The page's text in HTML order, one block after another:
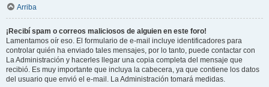
Arriba
¡Recibí spam o correos maliciosos de alguien en este foro!
Lamentamos oír eso. El formulario de e-mail incluye identificadores para
controlar quién ha enviado tales mensajes, por lo tanto, puede contactar con
La Administración y hacerles llegar una copia completa del mensaje que
recibió. Es muy importante que incluya la cabecera, ya que contiene los datos
del usuario que envió el e-mail. La Administración tomará medidas.